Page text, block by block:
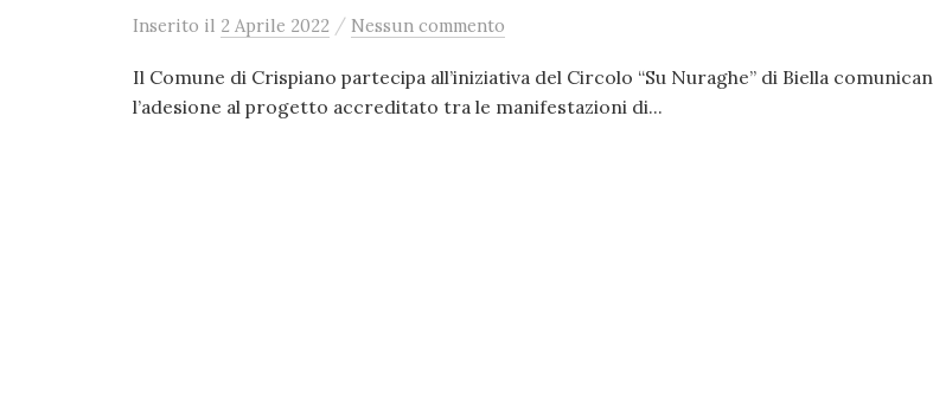
Inserito il 2 Aprile 2022 / Nessun commento
Il Comune di Crispiano partecipa all’iniziativa del Circolo “Su Nuraghe” di Biella
l’adesione al progetto accreditato tra le manifestazioni di...